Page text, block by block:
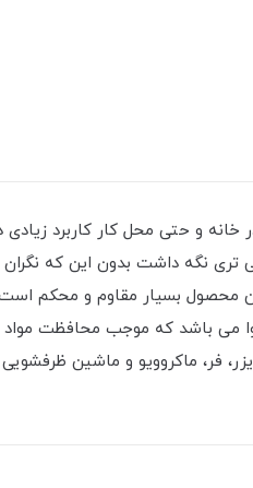
و حتی محل کار کاربرد زیادی
تری نگه داشت بدون این که
بسیار مقاوم و محکم است.
می باشد که موجب محافظت
ماکروویو و ماشین ظرفشویی